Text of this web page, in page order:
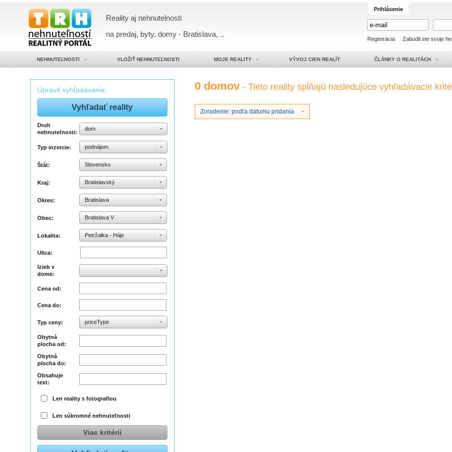
Reality aj nehnutelnosti
na predaj, byty, domy - Bratislava, ..
Prihlásenie
Registrácia Zabudli ste svoje
NEHNUTEĽNOSTI VLOŽIŤ NEHNUTEĽNOSTI MOJE REALITY VÝVOJ CIEN REALÍT ČLÁNKY O REALITÁCH
Upraviť vyhľadávanie:
Druh
nehnuteľnosti:
dom
Typ inzercie: podnájom
Štát: Slovensko
Kraj: Bratislavský
Okres: Bratislava
Obec: Bratislava V
Lokalita: Petržalka - Háje
Ulica:
Izieb v
dome:
Cena od:
Cena do:
Typ ceny: priceType
Obytná
plocha od:
Obytná
plocha do:
Obsahuje
text:
Len reality s fotografiou
Len súkromné nehnuteľnosti
Viac kritérii
0 domov- Tieto reality spĺňajú nasledujúce vyhľadávacie
Zoradenie: podľa dátumu pridania